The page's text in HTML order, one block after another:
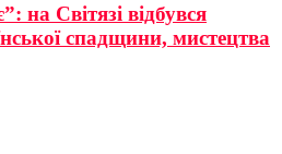
на Світязі відбувся
спадщини, мистецтва